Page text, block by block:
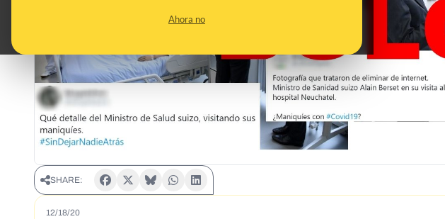
Ahora no
SHARE:
12/18/20